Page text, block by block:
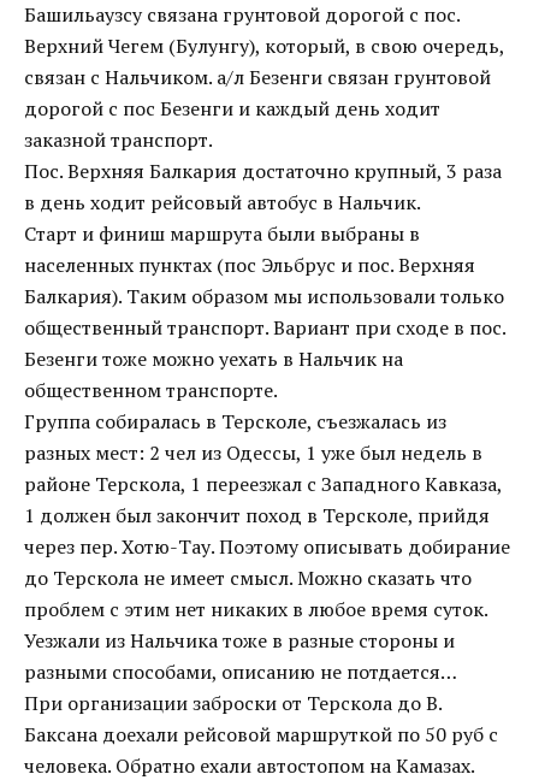
Башильаузсу связана грунтовой дорогой с пос.
Верхний Чегем (Булунгу), который, в свою очередь,
связан с Нальчиком. а/л Безенги связан грунтовой
дорогой с пос Безенги и каждый день ходит
заказной транспорт.
Пос. Верхняя Балкария достаточно крупный, 3 раза
в день ходит рейсовый автобус в Нальчик.
Старт и финиш маршрута были выбраны в
населенных пунктах (пос Эльбрус и пос. Верхняя
Балкария). Таким образом мы использовали только
общественный транспорт. Вариант при сходе в пос.
Безенги тоже можно уехать в Нальчик на
общественном транспорте.
Группа собиралась в Терсколе, съезжалась из
разных мест: 2 чел из Одессы, 1 уже был недель в
районе Терскола, 1 переезжал с Западного Кавказа,
1 должен был закончит поход в Терсколе, прийдя
через пер. Хотю-Тау. Поэтому описывать добирание
до Терскола не имеет смысл. Можно сказать что
проблем с этим нет никаких в любое время суток.
Уезжали из Нальчика тоже в разные стороны и
разными способами, описанию не потдается…
При организации заброски от Терскола до В.
Баксана доехали рейсовой маршруткой по 50 руб с
человека. Обратно ехали автостопом на Камазах.